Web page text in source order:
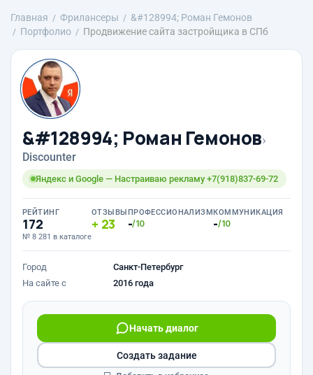
Главная Фрилансеры
&#128994; Роман Гемонов
Портфолио
Продвижение сайта застройщика в СПб
&#128994; Роман Гемонов›
Discounter
Яндекс и Google — Настраиваю рекламу +7(918)837-69-72
РЕЙТИНГ
172
№ 8 281 в каталоге
ОТЗЫВЫ
23
ПРОФЕССИОНАЛИЗМ
-/10
КОММУНИКАЦИЯ
-/10
Город
Санкт-Петербург
На сайте с
2016 года
Начать диалог
Создать задание